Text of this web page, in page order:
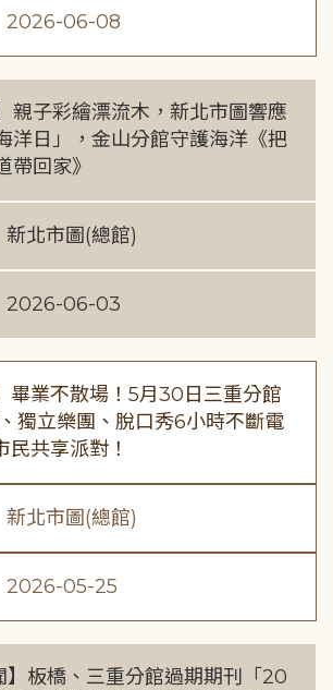
2026-06-08
親子彩繪漂流木，新北市圖響應
洋日」，金山分館守護海洋《把
帶回家》
新北市圖(總館)
2026-06-03
畢業不散場！5月30日三重分館
獨立樂團、脫口秀6小時不斷電
民共享派對！
新北市圖(總館)
2026-05-25
】板橋、三重分館過期期刊「20